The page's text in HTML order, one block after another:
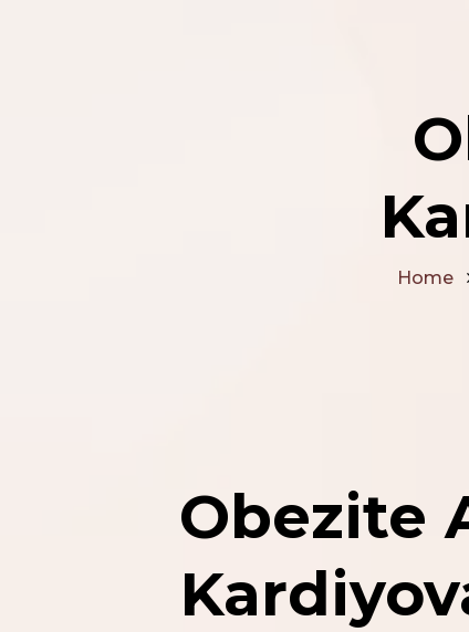
Home
Obezite